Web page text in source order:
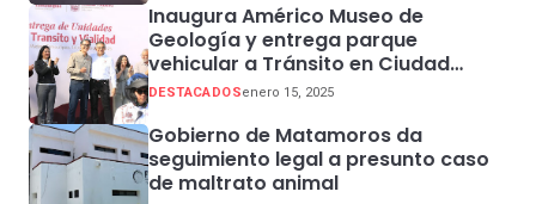
Inaugura Américo Museo de
Geología y entrega parque
vehicular a Tránsito en Ciudad
Madero
DESTACADOSenero 15, 2025
Gobierno de Matamoros da
seguimiento legal a presunto caso
de maltrato animal